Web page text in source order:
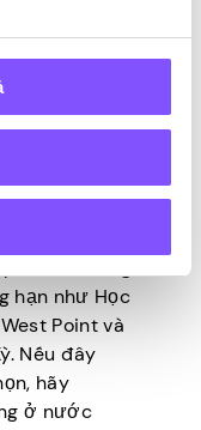
dục đại học.
thể bao gồm
chi phí học
liên
học hoặc
cao
hạn như Học
Point và
Nếu đây
hãy
ở nước